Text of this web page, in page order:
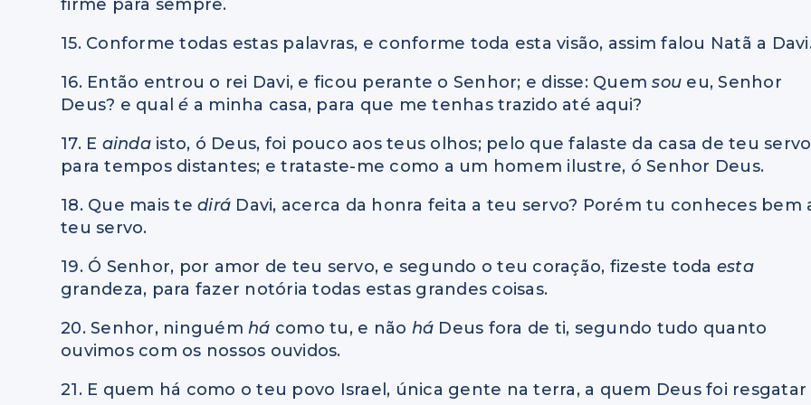
firme para sempre.
15. Conforme todas estas palavras, e conforme toda esta visão, assim falou Natã a
16. Então entrou o rei Davi, e ficou perante o Senhor; e disse: Quemsou eu, Senhor
Deus? e qualé a minha casa, para que me tenhas trazido até aqui?
17. E ainda isto, ó Deus, foi pouco aos teus olhos; pelo que falaste da casa de teu servo
para tempos distantes; e trataste-me como a um homem ilustre, ó Senhor Deus.
18. Que mais tedirá Davi, acerca da honra feita a teu servo? Porém tu conheces bem
teu servo.
19. Ó Senhor, por amor de teu servo, e segundo o teu coração, fizeste toda esta
grandeza, para fazer notória todas estas grandes coisas.
20. Senhor, ninguémhá como tu, e não há Deus fora de ti, segundo tudo quanto
ouvimos com os nossos ouvidos.
21. E quem há como o teu povo Israel, única gente na terra, a quem Deus foi resgatar